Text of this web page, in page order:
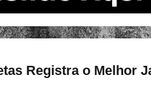
Registra o Melhor